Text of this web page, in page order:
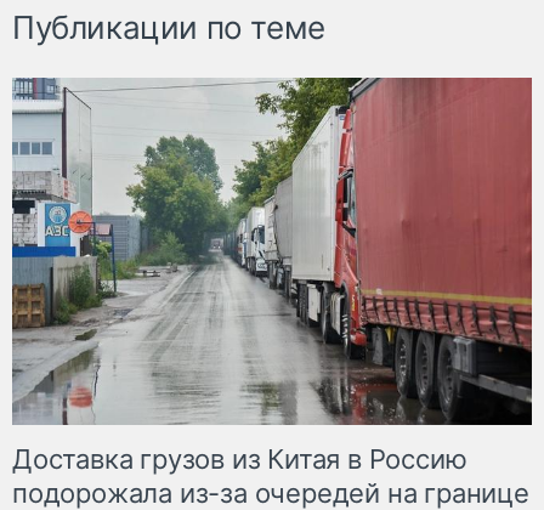
Публикации по теме
Доставка грузов из Китая в Россию
подорожала из-за очередей на границе